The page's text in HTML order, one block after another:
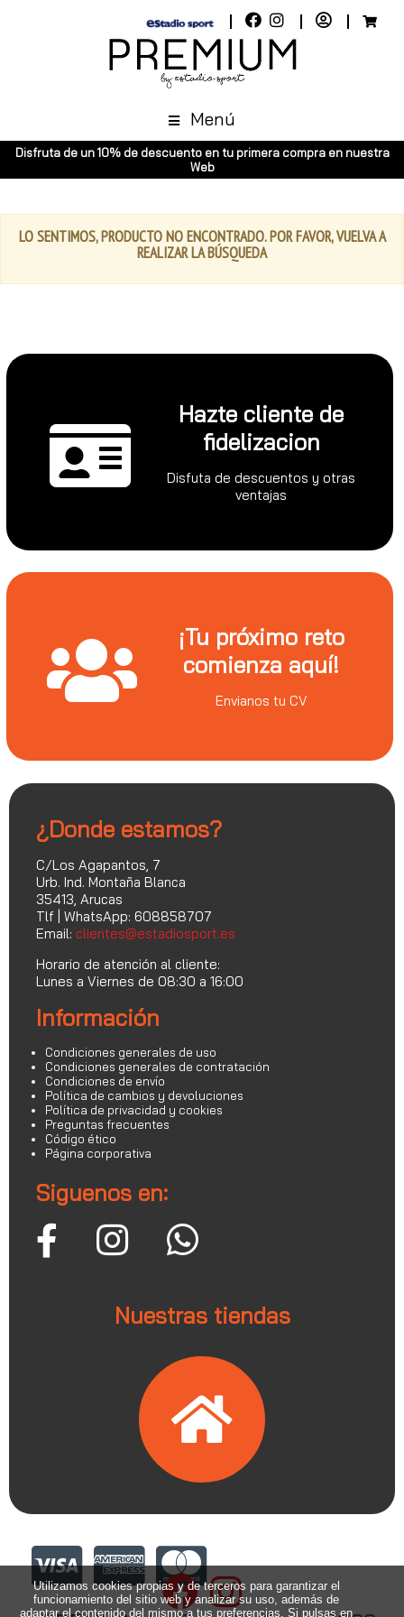
Menú
Disfruta de un 10% de descuento en tu primera compra en nuestra
Web
LO SENTIMOS, PRODUCTO NO ENCONTRADO. POR FAVOR, VUELVA A
REALIZAR LA BÚSQUEDA
Hazte cliente de
fidelizacion
Disfuta de descuentos y otras
ventajas
¡Tu próximo reto
comienza aquí!
Envianos tu CV
¿Donde estamos?
C/Los Agapantos, 7
Urb. Ind. Montaña Blanca
35413, Arucas
Tlf | WhatsApp: 608858707
Email: clientes@estadiosport.es
Horario de atención al cliente:
Lunes a Viernes de 08:30 a 16:00
Información
Condiciones generales de uso
Condiciones generales de contratación
Condiciones de envío
Política de cambios y devoluciones
Política de privacidad y cookies
Preguntas frecuentes
Código ético
Página corporativa
Siguenos en:
Nuestras tiendas
Utilizamos cookies propias y de terceros para garantizar el
funcionamiento del sitio web y analizar su uso, además de
adaptar el contenido del mismo a tus preferencias. Si pulsas en